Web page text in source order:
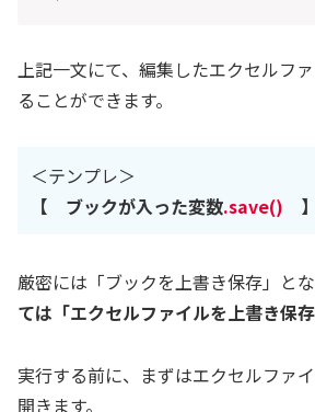
上記一文にて、編集したエクセルフ
ることができます。
＜テンプレ＞
【 ブックが入った変数.save() 】
厳密には「ブックを上書き保存」とな
ては「エクセルファイルを上書き保存
実行する前に、まずはエクセルファ
開きます。